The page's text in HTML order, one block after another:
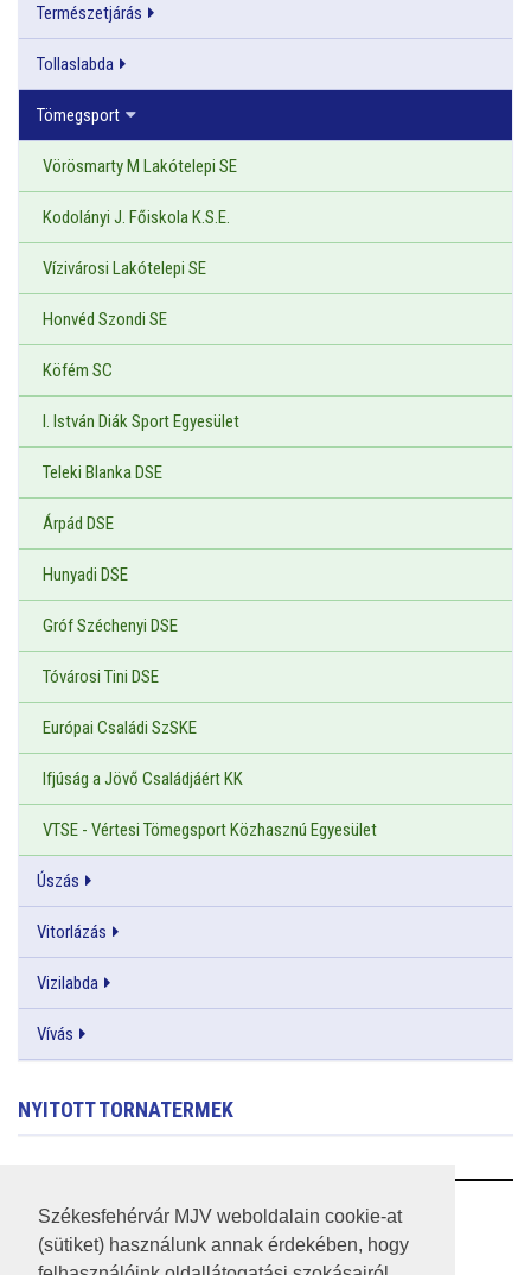
Székesfehérvár MJV weboldalain cookie-at
(sütiket) használunk annak érdekében, hogy
Természetjárás
Tollaslabda
Tömegsport
Vörösmarty M Lakótelepi SE
Kodolányi J. Főiskola K.S.E.
Vízivárosi Lakótelepi SE
Honvéd Szondi SE
Köfém SC
I. István Diák Sport Egyesület
Teleki Blanka DSE
Árpád DSE
Hunyadi DSE
Gróf Széchenyi DSE
Tóvárosi Tini DSE
Európai Családi SzSKE
Ifjúság a Jövő Családjáért KK
VTSE - Vértesi Tömegsport Közhasznú Egyesület
Úszás
Vitorlázás
Vizilabda
Vívás
NYITOTT TORNATERMEK
RSS
A HONLAP 2017.03.31-I ÁLLAPOTA